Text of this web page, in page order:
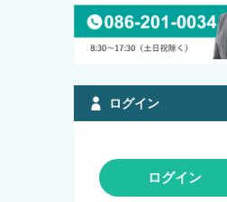
ログイン
ログイン